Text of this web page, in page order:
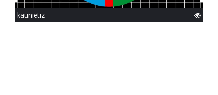
kaunietiz